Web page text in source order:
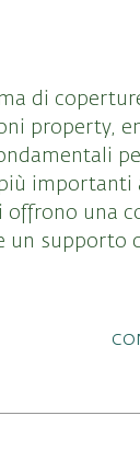
di
property,
importanti
una
supporto